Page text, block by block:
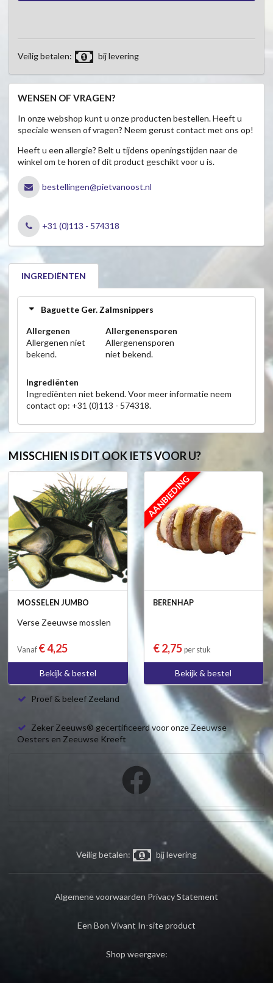
Veilig betalen: bij levering
WENSEN OF VRAGEN?
In onze webshop kunt u onze producten bestellen. Heeft u
speciale wensen of vragen? Neem gerust contact met ons op!
Heeft u een allergie? Belt u tijdens openingstijden naar de
winkel om te horen of dit product geschikt voor u is.
bestellingen@pietvanoost.nl
+31 (0)113 - 574318
INGREDIËNTEN
Baguette Ger. Zalmsnippers
Allergenen
Allergenen niet
bekend.
Allergenensporen
Allergenensporen
niet bekend.
Ingrediënten
Ingrediënten niet bekend. Voor meer informatie neem
contact op: +31 (0)113 - 574318.
MISSCHIEN IS DIT OOK IETS VOOR U?
MOSSELEN JUMBO
Verse Zeeuwse mosslen
Vanaf € 4,25
Bekijk & bestel
AANBIEDING
BERENHAP
€ 2,75 per stuk
Bekijk & bestel
Proef & beleef Zeeland
Zeker Zeeuws® gecertificeerd voor onze Zeeuwse
Oesters en Zeeuwse Kreeft
Veilig betalen: bij levering
Algemene voorwaarden Privacy Statement
Een Bon Vivant In-site product
Shop weergave: